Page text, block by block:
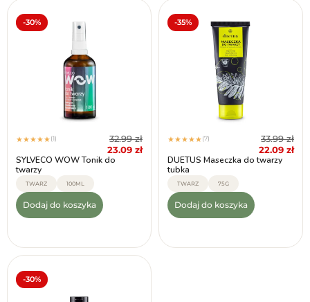
-30%
★★★★★(1) 32.99zł
23.09 zł
SYLVECO WOW Tonik do
twarzy
TWARZ 100ML
Dodaj do koszyka
-35%
★★★★★(7) 33.99zł
22.09 zł
DUETUS Maseczka do twarzy
tubka
TWARZ 75G
Dodaj do koszyka
-30%